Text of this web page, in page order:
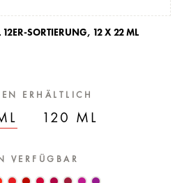
12ER-SORTIERUNG, 12 X 22 ML
ERHÄLTLICH
120 ML
VERFÜGBAR